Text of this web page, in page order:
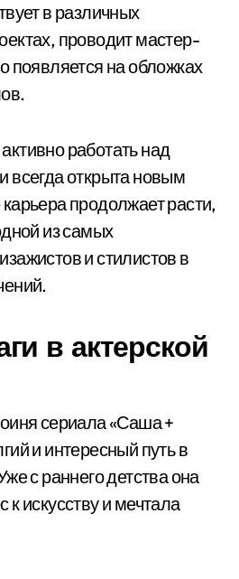
в различных
проводит мастер-
появляется на обложках
работать над
всегда открыта новым
продолжает расти,
из самых
и стилистов в
в актерской
сериала «Саша +
и интересный путь в
с раннего детства она
к искусству и мечтала